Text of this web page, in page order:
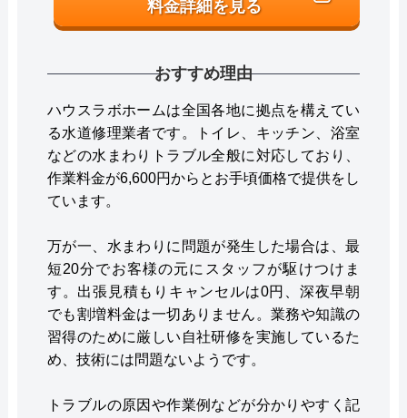
料金詳細を見る
おすすめ理由
ハウスラボホームは全国各地に拠点を構えてい
る水道修理業者です。トイレ、キッチン、浴室
などの水まわりトラブル全般に対応しており、
作業料金が6,600円からとお手頃価格で提供をし
ています。
万が一、水まわりに問題が発生した場合は、最
短20分でお客様の元にスタッフが駆けつけま
す。出張見積もりキャンセルは0円、深夜早朝
でも割増料金は一切ありません。業務や知識の
習得のために厳しい自社研修を実施しているた
め、技術には問題ないようです。
トラブルの原因や作業例などが分かりやすく記